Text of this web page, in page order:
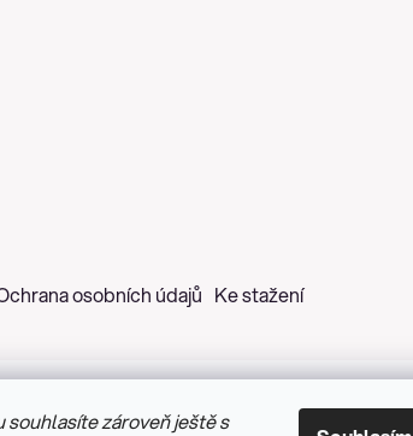
zároveň ještě s
osobních údajů Ke stažení